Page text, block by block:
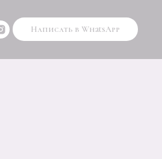
Написать в WhatsApp